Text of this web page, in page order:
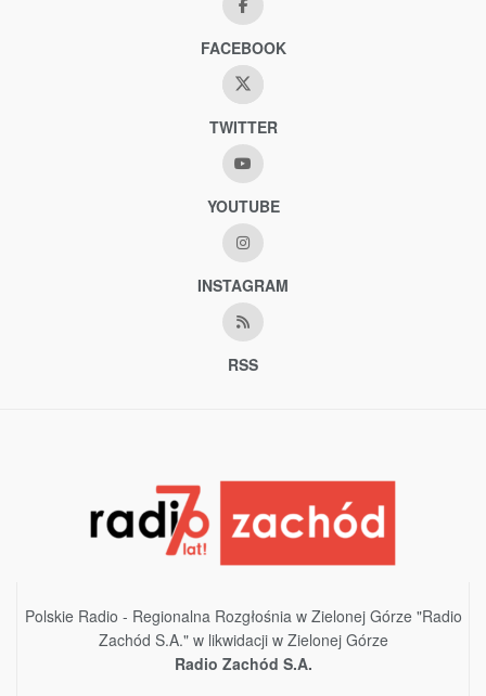
FACEBOOK
TWITTER
YOUTUBE
INSTAGRAM
RSS
Polskie Radio - Regionalna Rozgłośnia w Zielonej Górze "Radio
Zachód S.A." w likwidacji w Zielonej Górze
Radio Zachód S.A.